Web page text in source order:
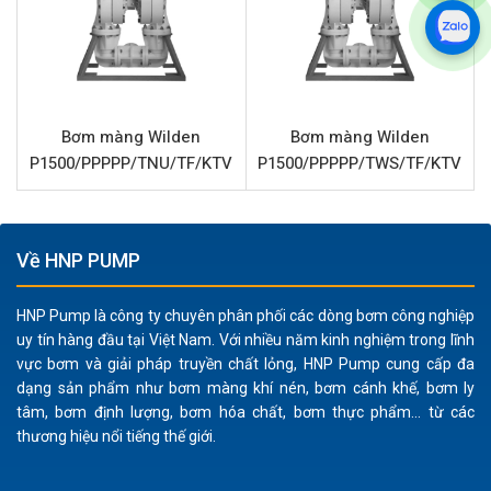
chắn, chịu va đập tốt và tuổi thọ lâu dài trong môi
trường công nghiệp khắc nghiệt.
Khả năng tương thích hóa chất:
Màng, bi và đế bi làm
loại hóa chất, dầu mỏ, dung môi và các chất lỏng ăn
mòn nhẹ khác.
Xử lý chất rắn:Với khả năng bơm các hạt rắn có kích
động cơ điện, giảm thiểu rủi ro cháy nổ trong môi
trường dễ bắt lửa.
Dễ dàng bảo trì: Thiết kế đơn giản giúp việc tháo lắp
và thay thế các bộ phận hao mòn trở nên nhanh
chóng và thuận tiện.
Bơm màng Wilden
P1500/PPPPP/TNU/TF/KTV
Bơm màng Wilden
P1500/PPPPP/TWS/TF/KTV
Về HNP PUMP
HNP Pump là công ty chuyên phân phối các dòng bơm công nghiệp
uy tín hàng đầu tại Việt Nam. Với nhiều năm kinh nghiệm trong lĩnh
vực bơm và giải pháp truyền chất lỏng, HNP Pump cung cấp đa
dạng sản phẩm như bơm màng khí nén, bơm cánh khế, bơm ly
tâm, bơm định lượng, bơm hóa chất, bơm thực phẩm... từ các
thương hiệu nổi tiếng thế giới.